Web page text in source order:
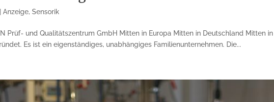
|Anzeige,Sensorik
Prüf- und Qualitätszentrum GmbH Mitten in Europa Mitten in Deutschland Mitten
Es ist ein eigenständiges, unabhängiges Familienunternehmen. Die...